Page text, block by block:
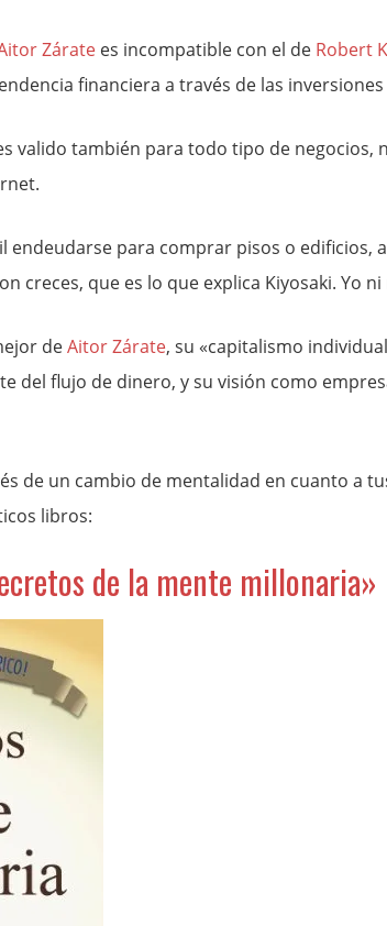
Zárate es incompatible con el de Robert
financiera a través de las
valido también para todo tipo de negocios,
endeudarse para comprar pisos o edificios,
creces, que es lo que explica Kiyosaki. Yo
deAitor Zárate, su «capitalismo
del flujo de dinero, y su visión como
de un cambio de mentalidad en cuanto a
libros:
de la mente millonaria»